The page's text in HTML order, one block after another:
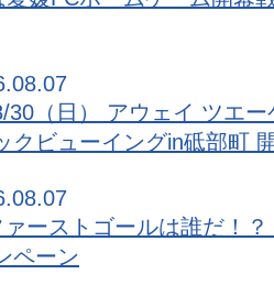
30（日） アウェイ ツエー
クビューイングin砥部町
ァーストゴールは誰だ！？
ペーン